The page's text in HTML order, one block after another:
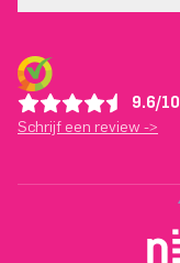
9.6/10
Schrijf een review ->